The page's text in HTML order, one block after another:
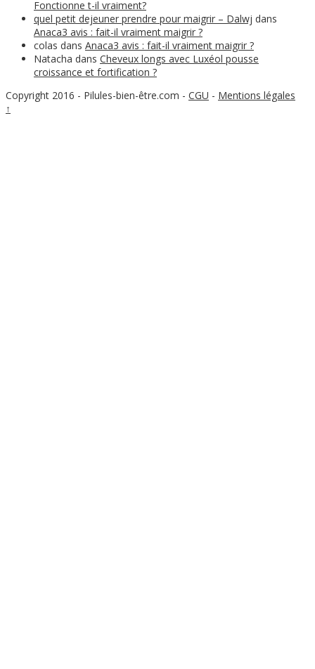
Fonctionne t-il vraiment?
quel petit dejeuner prendre pour maigrir – Dalwj dans
Anaca3 avis : fait-il vraiment maigrir ?
colas dans Anaca3 avis : fait-il vraiment maigrir ?
Natacha dans Cheveux longs avec Luxéol pousse
croissance et fortification ?
Copyright 2016 - Pilules-bien-être.com - CGU - Mentions légales
↑